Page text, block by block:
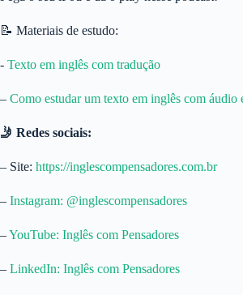
📝 Materiais de estudo:
-⁠ Texto em inglês com tradução⁠
– Como estudar um texto em inglês com áudio
🤳 Redes sociais:
– Site: ⁠https://inglescompensadores.com.br⁠
– ⁠Instagram: @inglescompensadores⁠
–⁠YouTube: Inglês com Pensadores⁠
– ⁠LinkedIn: Inglês com Pensadores